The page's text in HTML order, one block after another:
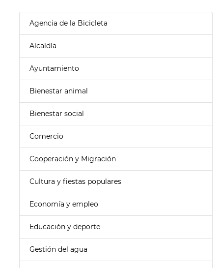
Agencia de la Bicicleta
Alcaldía
Ayuntamiento
Bienestar animal
Bienestar social
Comercio
Cooperación y Migración
Cultura y fiestas populares
Economía y empleo
Educación y deporte
Gestión del agua